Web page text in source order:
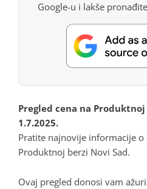
Google-u i lakše
Pregled cena na Produktnoj
1.7.2025.
Pratite najnovije informacije o
Produktnoj berzi Novi Sad.
Ovaj pregled donosi vam